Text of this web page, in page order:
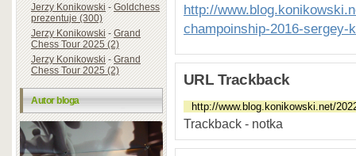
Jerzy Konikowski-Goldchess
prezentuje (300)
Jerzy Konikowski-Grand
Chess Tour 2025 (2)
Jerzy Konikowski-Grand
Chess Tour 2025 (2)
Autor bloga
http://
champoinship-2016-
URL Trackback
Trackback - notka